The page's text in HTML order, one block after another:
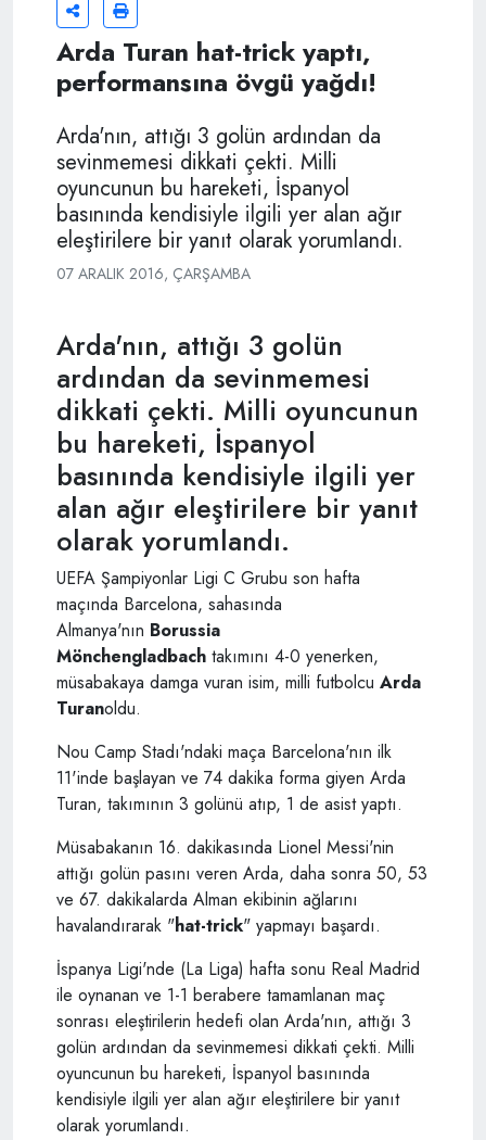
Arda Turan hat-trick yaptı,
performansına övgü yağdı!
Arda'nın, attığı 3 golün ardından da
sevinmemesi dikkati çekti. Milli
oyuncunun bu hareketi, İspanyol
basınında kendisiyle ilgili yer alan ağır
eleştirilere bir yanıt olarak yorumlandı.
07 ARALIK 2016, ÇARŞAMBA
Arda'nın, attığı 3 golün
ardından da sevinmemesi
dikkati çekti. Milli oyuncunun
bu hareketi, İspanyol
basınında kendisiyle ilgili yer
alan ağır eleştirilere bir yanıt
olarak yorumlandı.
UEFA Şampiyonlar Ligi C Grubu son hafta
maçında Barcelona, sahasında
Almanya'nın Borussia
Mönchengladbach takımını 4-0 yenerken,
müsabakaya damga vuran isim, milli futbolcu Arda
Turanoldu.
Nou Camp Stadı'ndaki maça Barcelona'nın ilk
11'inde başlayan ve 74 dakika forma giyen Arda
Turan, takımının 3 golünü atıp, 1 de asist yaptı.
Müsabakanın 16. dakikasında Lionel Messi'nin
attığı golün pasını veren Arda, daha sonra 50, 53
ve 67. dakikalarda Alman ekibinin ağlarını
havalandırarak "hat-trick" yapmayı başardı.
İspanya Ligi'nde (La Liga) hafta sonu Real Madrid
ile oynanan ve 1-1 berabere tamamlanan maç
sonrası eleştirilerin hedefi olan Arda'nın, attığı 3
golün ardından da sevinmemesi dikkati çekti. Milli
oyuncunun bu hareketi, İspanyol basınında
kendisiyle ilgili yer alan ağır eleştirilere bir yanıt
olarak yorumlandı.